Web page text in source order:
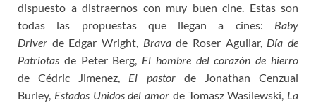
e
b
o
o
k
t
t
e
t
o
d
o
n
y
L
i
n
k
e
a
m
e
t
e
r
e
s
t
dispuesto a distraernos con muy buen cine. Estas son
todas las propuestas que llegan a cines: Baby
Driver de Edgar Wright, Bravade Roser Aguilar, Día de
Patriotas de Peter Berg, El hombre del corazón de hierro
de Cédric Jimenez, El pastorde Jonathan Cenzual
Burley, Estados Unidos del amor de Tomasz Wasilewski, La